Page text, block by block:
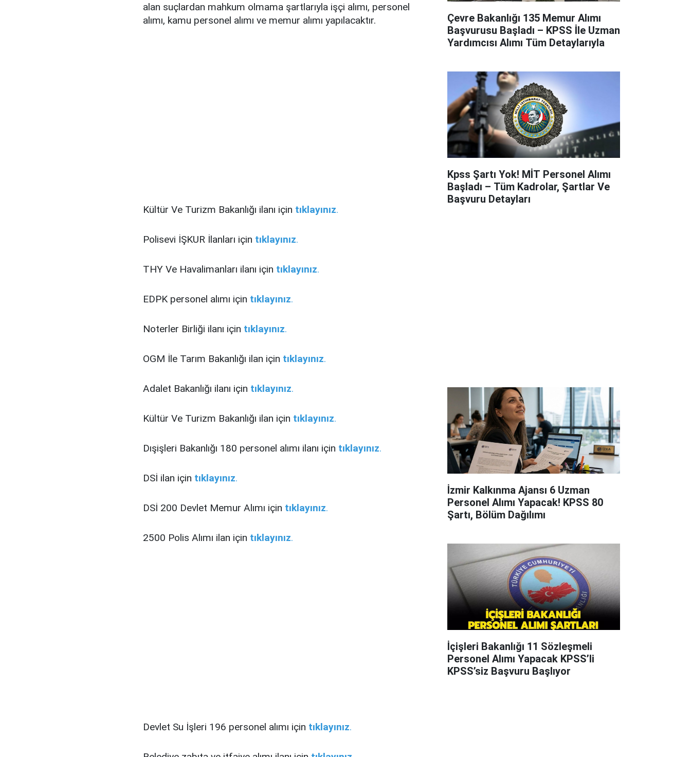
alan suçlardan mahkum olmama şartlarıyla işçi alımı, personel
alımı, kamu personel alımı ve memur alımı yapılacaktır.
Kültür Ve Turizm Bakanlığı ilanı için tıklayınız.
Polisevi İŞKUR İlanları için tıklayınız.
THY Ve Havalimanları ilanı için tıklayınız.
EDPK personel alımı için tıklayınız.
Noterler Birliği ilanı için tıklayınız.
OGM İle Tarım Bakanlığı ilan için tıklayınız.
Adalet Bakanlığı ilanı için tıklayınız.
Kültür Ve Turizm Bakanlığı ilan için tıklayınız.
Dışişleri Bakanlığı 180 personel alımı ilanı için tıklayınız.
DSİ ilan için tıklayınız.
DSİ 200 Devlet Memur Alımı için tıklayınız.
2500 Polis Alımı ilan için tıklayınız.
Devlet Su İşleri 196 personel alımı için tıklayınız.
Çevre Bakanlığı 135 Memur Alımı
Başvurusu Başladı – KPSS İle Uzman
Yardımcısı Alımı Tüm Detaylarıyla
Kpss Şartı Yok! MİT Personel Alımı
Başladı – Tüm Kadrolar, Şartlar Ve
Başvuru Detayları
İzmir Kalkınma Ajansı 6 Uzman
Personel Alımı Yapacak! KPSS 80
Şartı, Bölüm Dağılımı
İçişleri Bakanlığı 11 Sözleşmeli
Personel Alımı Yapacak KPSS’li
KPSS’siz Başvuru Başlıyor